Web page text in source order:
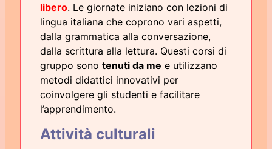
libero. Le giornate iniziano con lezioni di
lingua italiana che coprono vari aspetti,
dalla grammatica alla conversazione,
dalla scrittura alla lettura. Questi corsi di
gruppo sono tenuti da me e utilizzano
metodi didattici innovativi per
coinvolgere gli studenti e facilitare
l’apprendimento.
Attività culturali